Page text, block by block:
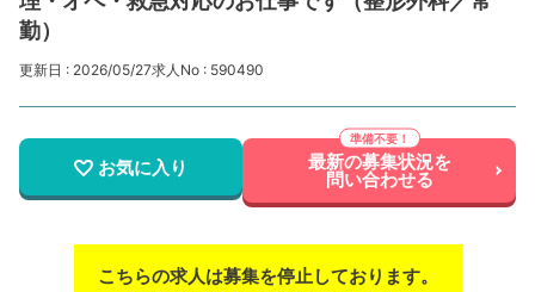
勤）
更新日 : 2026/05/27求人No : 590490
お気に入り 最新の募集状況を
問い合わせる
こちらの求人は募集を停止しております。